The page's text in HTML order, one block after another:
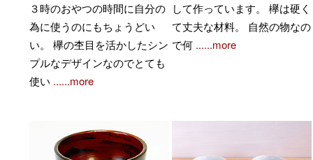
３時のおやつの時間に自分の
為に使うのにもちょうどい
い。 欅の杢目を活かしたシン
プルなデザインなのでとても
使い ......more
して作っています。 欅は硬く
て丈夫な材料。 自然の物なの
で何 ......more